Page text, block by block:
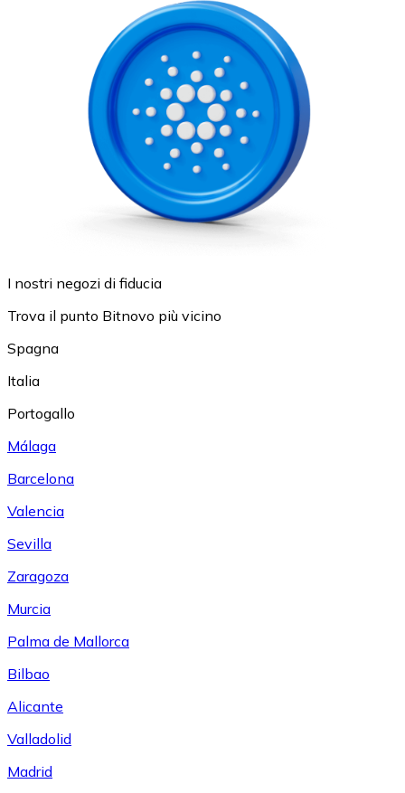
I nostri negozi di fiducia
Trova il punto Bitnovo più vicino
Spagna
Italia
Portogallo
Málaga
Barcelona
Valencia
Sevilla
Zaragoza
Murcia
Palma de Mallorca
Bilbao
Alicante
Valladolid
Madrid